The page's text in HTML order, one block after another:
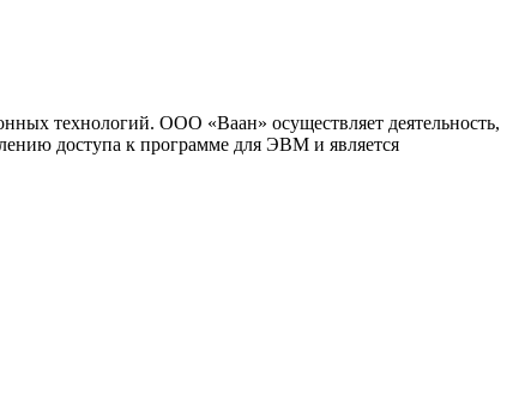
технологий. ООО «Ваан» осуществляет деятельность,
доступа к программе для ЭВМ и является